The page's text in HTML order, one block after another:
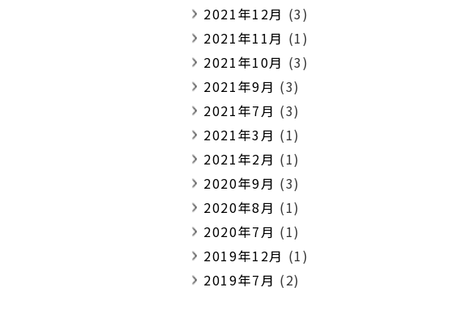
2021年12月 (3)
2021年11月 (1)
2021年10月 (3)
2021年9月 (3)
2021年7月 (3)
2021年3月 (1)
2021年2月 (1)
2020年9月 (3)
2020年8月 (1)
2020年7月 (1)
2019年12月 (1)
2019年7月 (2)